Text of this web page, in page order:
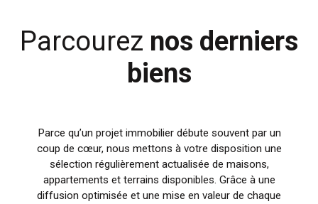
Parcourez nos derniers
biens
Parce qu’un projet immobilier débute souvent par un
coup de cœur, nous mettons à votre disposition une
sélection régulièrement actualisée de maisons,
appartements et terrains disponibles. Grâce à une
diffusion optimisée et une mise en valeur de chaque